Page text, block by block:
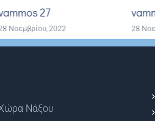
27
Νοεμβρίου, 2022 28
Νάξου